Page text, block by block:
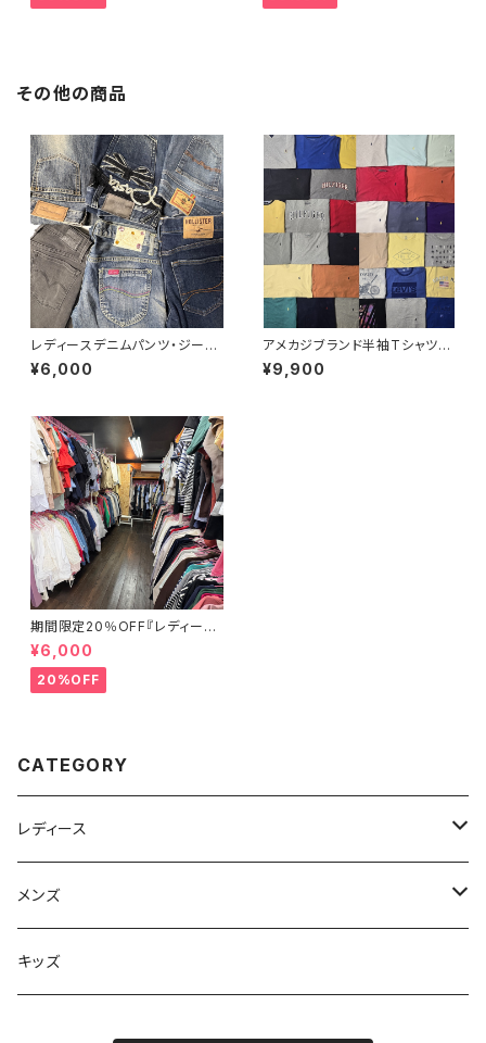
サイズミックス
カラー サイズミックス
その他の商品
レディースデニムパンツ・ジーン
ズ30点セット（オールシーズン）
¥6,000
アメカジブランド半袖Tシャツ3
3点セット ラルフローレン トミー
ヒルフィガー ティンバーランド ノ
¥9,900
期間限定20％OFF『レディース
春夏物30点セット☆弊社店舗販
売品と同等のクオリティです♪』
¥6,000
20%OFF
CATEGORY
レディース
フリマセット
メンズ
スウェット・パーカー
キッズ